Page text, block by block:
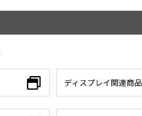
ディスプレイ関連商品